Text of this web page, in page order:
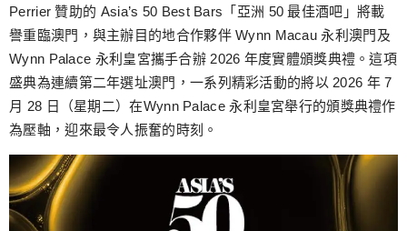
跳
至
主
要
內
容
Perrier 贊助的 Asia’s 50 Best Bars「亞洲 50 最佳酒吧」將載
譽重臨澳門，與主辦目的地合作夥伴 Wynn Macau 永利澳門及
Wynn Palace 永利皇宮攜手合辦 2026 年度實體頒獎典禮。這項
盛典為連續第二年選址澳門，一系列精彩活動的將以 2026 年 7
月 28 日（星期二）在Wynn Palace 永利皇宮舉行的頒獎典禮作
為壓軸，迎來最令人振奮的時刻。